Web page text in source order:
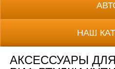
НАШ
АКСЕССУАРЫ